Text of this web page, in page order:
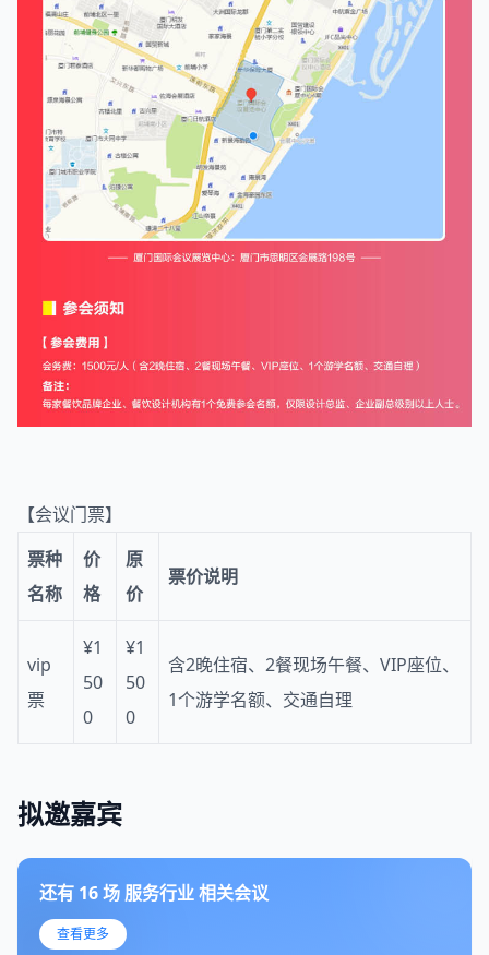
【会议门票】
票种
名称
价
格
原
价
票价说明
vip
票
¥1
50
0
¥1
50
0
含2晚住宿、2餐现场午餐、VIP座位、
1个游学名额、交通自理
拟邀嘉宾
还有 16场 服务行业相关会议
查看更多